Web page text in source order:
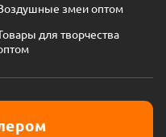
змеи оптом
для творчества